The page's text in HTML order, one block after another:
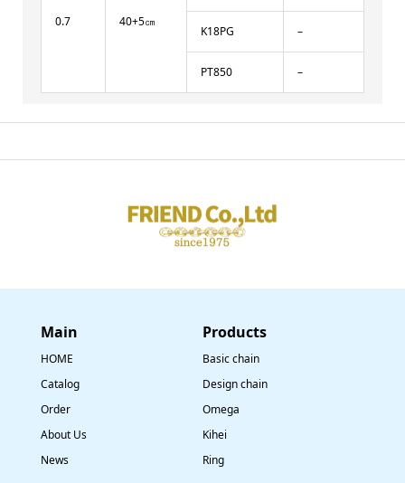
0.7 40+5㎝
K18PG –
PT850 –
Main
HOME
Catalog
Order
About Us
News
​Products
Basic chain
Design chain
Omega
Kihei
Ring